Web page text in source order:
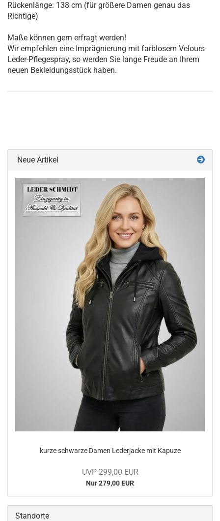
Rückenlänge: 138 cm (für größere Damen genau das
Richtige)
Maße können gern erfragt werden!
Wir empfehlen eine Imprägnierung mit farblosem Velours-
Leder-Pflegespray, so werden Sie lange Freude an Ihrem
neuen Bekleidungsstück haben.
Neue Artikel
kurze schwar­ze Damen Le­der­ja­cke mit Ka­pu­ze
UVP 299,00 EUR
Nur 279,00 EUR
Standorte